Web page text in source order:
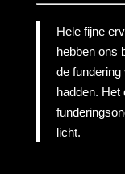
Hele fijne
hebben ons
de fundering
hadden. Het
licht.